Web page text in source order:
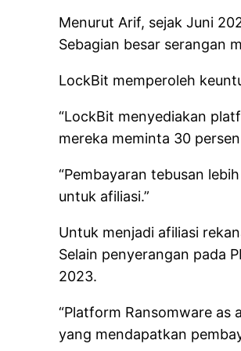
Menurut Arif, sejak Juni
Sebagian besar serangan
LockBit memperoleh
“LockBit menyediakan
mereka meminta 30
“Pembayaran tebusan
untuk afiliasi.”
Untuk menjadi afiliasi
Selain penyerangan pada
2023.
“Platform Ransomware as
yang mendapatkan